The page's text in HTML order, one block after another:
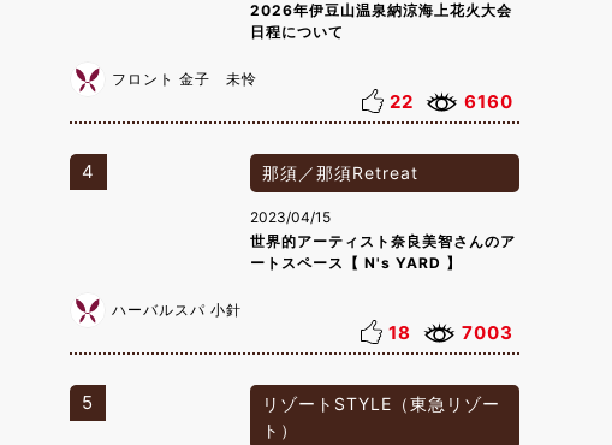
2026年伊豆山温泉納涼海上花火大会
日程について
フロント 金子 未怜
22 6160
4 那須／那須Retreat
2023/04/15
世界的アーティスト奈良美智さんのア
ートスペース【 N's YARD 】
ハーバルスパ 小針
18 7003
5
リゾートSTYLE（東急リゾー
ト）